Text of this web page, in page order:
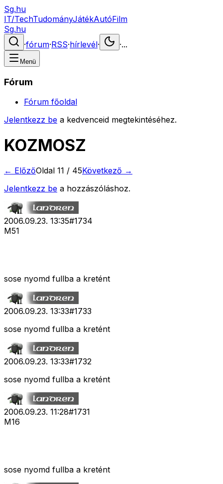
Sg.hu
IT/TechTudományJátékAutóFilm
Sg.hu
·fórum·RSS·hírlevél· ·...
Menü
Fórum
Fórum főoldal
Jelentkezz be a kedvenceid megtekintéséhez.
KOZMOSZ
← ElőzőOldal 11 / 45Következő →
Jelentkezz be a hozzászóláshoz.
2006.09.23. 13:35#1734
M51
sose nyomd fullba a kretént
2006.09.23. 13:33#1733
sose nyomd fullba a kretént
2006.09.23. 13:33#1732
sose nyomd fullba a kretént
2006.09.23. 11:28#1731
M16
sose nyomd fullba a kretént